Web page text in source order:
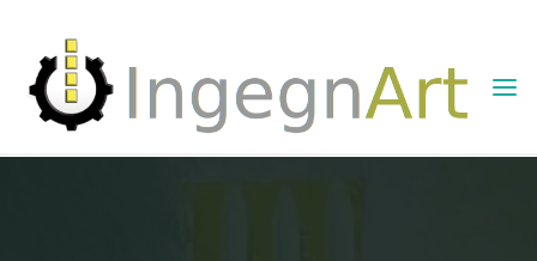
content
INGEGNART -
COMUNICAZIONE
E SERVIZI